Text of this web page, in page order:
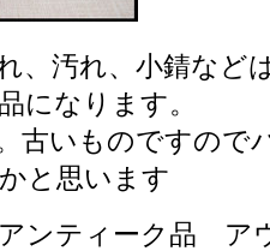
、汚れ、小錆など
になります。
古いものですので
と思います
ンティーク品 ア